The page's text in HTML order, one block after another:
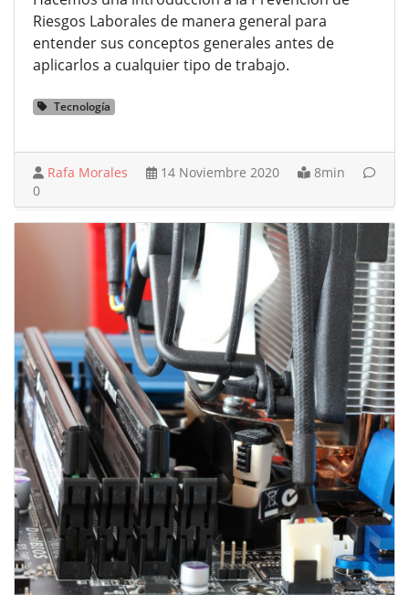
Riesgos Laborales de manera general para
entender sus conceptos generales antes de
aplicarlos a cualquier tipo de trabajo.
Tecnología
Rafa Morales 14 Noviembre 2020
8min
0